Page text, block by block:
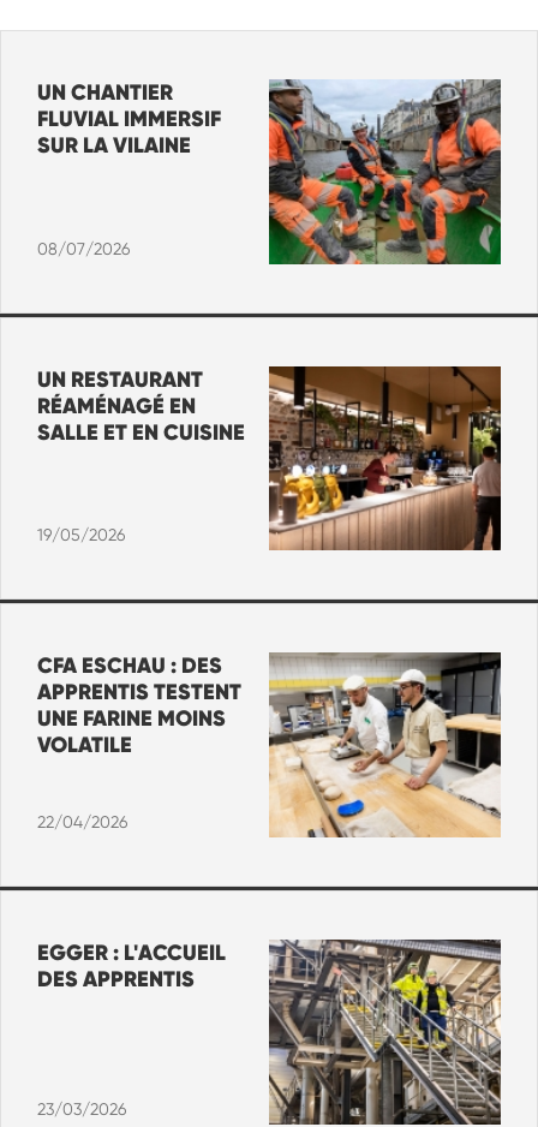
UN CHANTIER
FLUVIAL IMMERSIF
SUR LA VILAINE
08/07/2026
UN RESTAURANT
RÉAMÉNAGÉ EN
SALLE ET EN CUISINE
19/05/2026
CFA ESCHAU : DES
APPRENTIS TESTENT
UNE FARINE MOINS
VOLATILE
22/04/2026
EGGER : L'ACCUEIL
DES APPRENTIS
23/03/2026